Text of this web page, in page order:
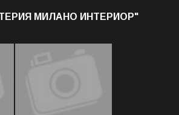
МИЛАНО ИНТЕРИОР"